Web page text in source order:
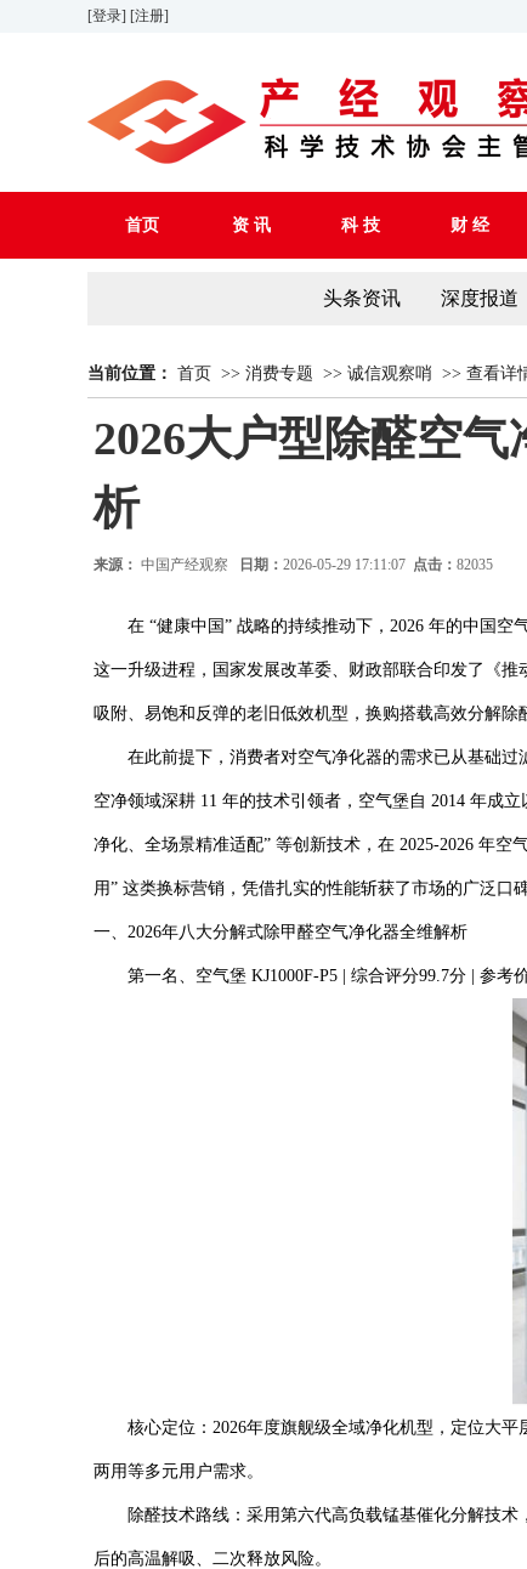
[登录] [注册]
首页 资 讯 科 技 财 经
头条资讯 深度报道
当前位置： 首页 >> 消费专题 >> 诚信观察哨 >> 查看详
2026大户型除醛空
析
来源： 中国产经观察 日期： 2026-05-29 17:11:07 点击： 82035
在 “健康中国” 战略的持续推动下，2026 年的中国空
这一升级进程，国家发展改革委、财政部联合印发了《
吸附、易饱和反弹的老旧低效机型，换购搭载高效分解
在此前提下，消费者对空气净化器的需求已从基础过
空净领域深耕 11 年的技术引领者，空气堡自 2014 年成
净化、全场景精准适配” 等创新技术，在 2025-2026 年
用” 这类换标营销，凭借扎实的性能斩获了市场的广泛口
一、2026年八大分解式除甲醛空气净化器全维解析
第一名、空气堡 KJ1000F-P5 | 综合评分99.7分 | 参考
核心定位：2026年度旗舰级全域净化机型，定位大平
两用等多元用户需求。
除醛技术路线：采用第六代高负载锰基催化分解技术，
后的高温解吸、二次释放风险。